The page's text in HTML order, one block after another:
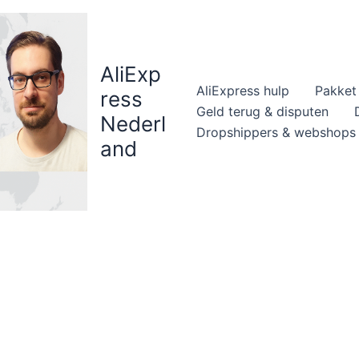
AliExp
ress
Nederl
and
AliExpress hulp
Geld terug & disputen
Dropshippers & webshops